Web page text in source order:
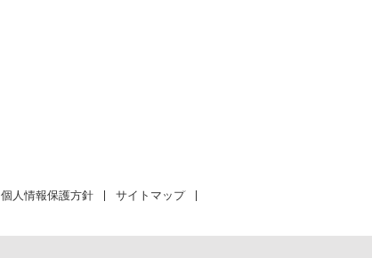
個人情報保護方針 サイトマップ